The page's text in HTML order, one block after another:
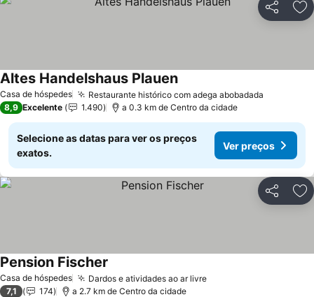
Partilhar
Casa de hóspedes Restaurante histórico com adega abobadada
Altes Handelshaus PlauenVer preços
8,9 Excelente 1.490 a 0.3 km de Centro da cidade
Selecione as datas para ver os preços
exatos.
Ver preços
Partilhar
Casa de hóspedes Dardos e atividades ao ar livreVer preços
Pension Fischer
7,1 174 a 2.7 km de Centro da cidade